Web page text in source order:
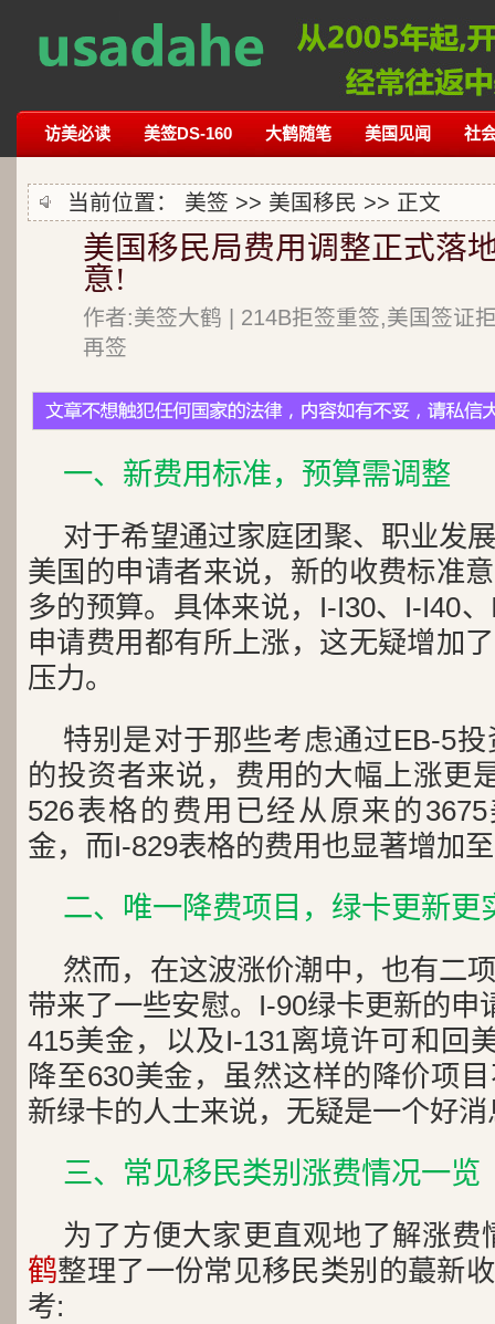
访美必读 美签DS-160 大鹤随笔 美国见闻 社
当前位置： 美签 >> 美国移民 >> 正文
美国移民局费用调整正式落
意!
作者:美签大鹤 | 214B拒签重签,美国签证
再签
一、新费用标准，预算需调整
对于希望通过家庭团聚、职业发
美国的申请者来说，新的收费标准
多的预算。具体来说，I-I30、I-I40
申请费用都有所上涨，这无疑增加
压力。
特别是对于那些考虑通过EB-5
的投资者来说，费用的大幅上涨更
526表格的费用已经从原来的
金，而I-829表格的费用也显著增加
二、唯一降费项目，绿卡更新更
然而，在这波涨价潮中，也有二
带来了一些安慰。I-90绿卡更新的申
415美金，以及I-131离境许可和回
降至630美金，虽然这样的降价项
新绿卡的人士来说，无疑是一个好消
三、常见移民类别涨费情况一览
为了方便大家更直观地了解涨费
鹤整理了一份常见移民类别的蕞新
考: